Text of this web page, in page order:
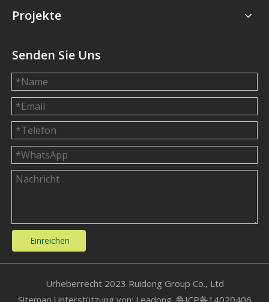
Projekte
Senden Sie Uns
Einreichen
​Urheberrecht 2023 Ruidong Group Co., Ltd